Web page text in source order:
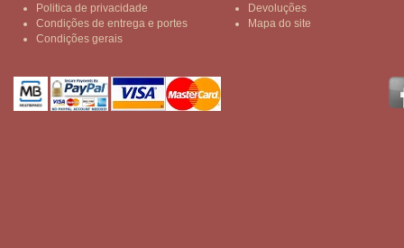
Politica de privacidade
Condições de entrega e portes
Condições gerais
Devoluções
Mapa do site